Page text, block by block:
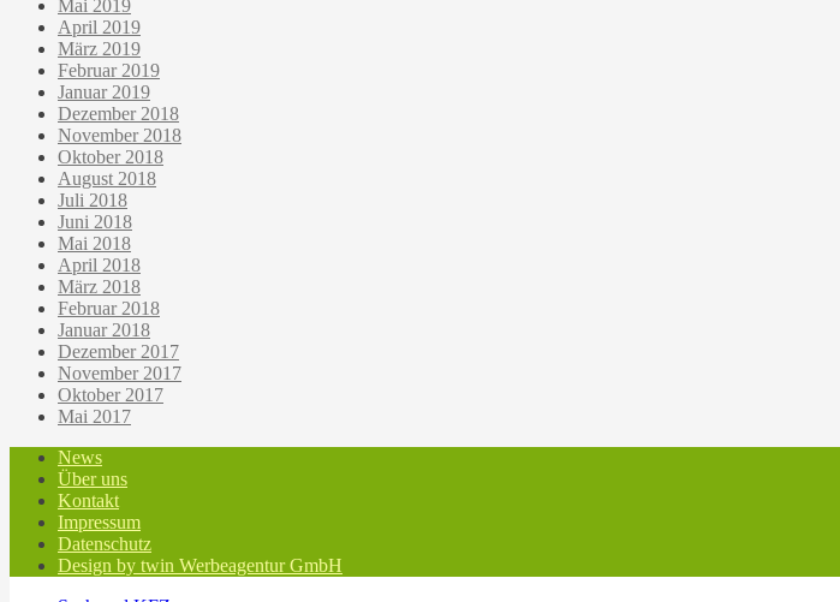
Mai 2019
April 2019
März 2019
Februar 2019
Januar 2019
Dezember 2018
November 2018
Oktober 2018
August 2018
Juli 2018
Juni 2018
Mai 2018
April 2018
März 2018
Februar 2018
Januar 2018
Dezember 2017
November 2017
Oktober 2017
Mai 2017
News
Über uns
Kontakt
Impressum
Datenschutz
Design by twin Werbeagentur GmbH